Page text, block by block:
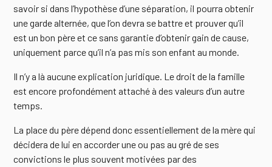
savoir si dans l’hypothèse d’une séparation, il pourra obtenir
une garde alternée, que l’on devra se battre et prouver qu’il
est un bon père et ce sans garantie d’obtenir gain de cause,
uniquement parce qu’il n’a pas mis son enfant au monde.
Il n’y a là aucune explication juridique. Le droit de la famille
est encore profondément attaché à des valeurs d’un autre
temps.
La place du père dépend donc essentiellement de la mère qui
décidera de lui en accorder une ou pas au gré de ses
convictions le plus souvent motivées par des